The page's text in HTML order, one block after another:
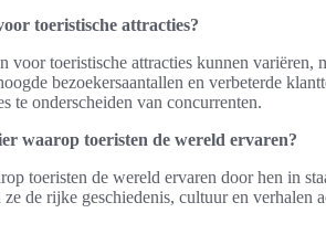
toeristische attracties?
voor toeristische attracties kunnen variëren,
bezoekersaantallen en verbeterde
te onderscheiden van concurrenten.
waarop toeristen de wereld ervaren?
toeristen de wereld ervaren door hen in
de rijke geschiedenis, cultuur en verhalen